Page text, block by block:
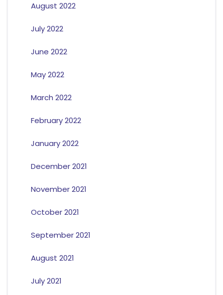
August 2022
July 2022
June 2022
May 2022
March 2022
February 2022
January 2022
December 2021
November 2021
October 2021
September 2021
August 2021
July 2021